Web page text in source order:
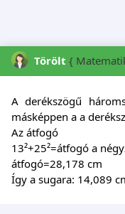
Törölt {
A derékszögű
másképpen a a
Az átfogó
13²+25²=átfogó a
átfogó=28,178 cm
Így a sugara: 14,089